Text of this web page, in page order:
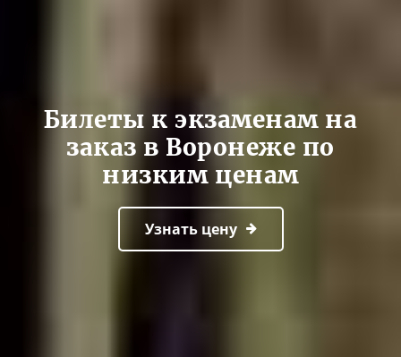
Билеты к экзаменам на
заказ в Воронеже по
низким ценам
Узнать цену